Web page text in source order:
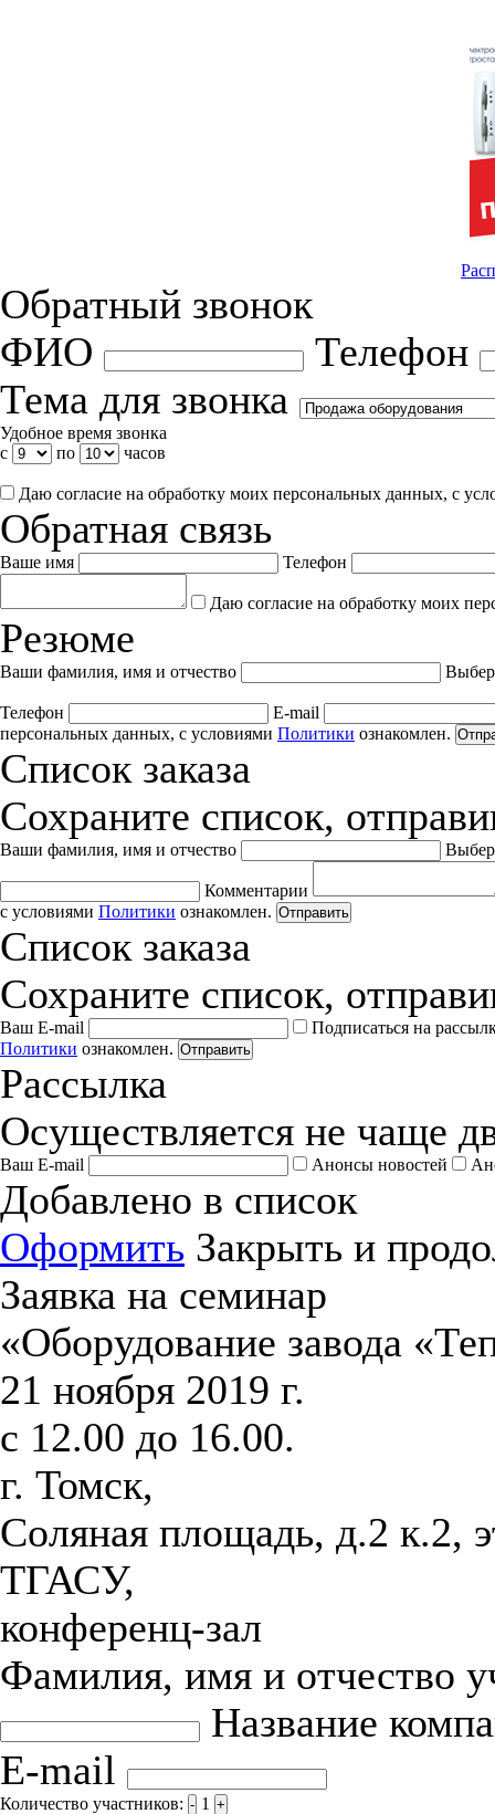
Обратный звонок
ФИО
Телефон
Тема для звонка
Удобное время звонка
с
по часов
Даю согласие на обработку моих персональных данных, с
Обратная связь
Ваше имя Телефон
Даю согласие на обработку моих
Резюме
Ваши фамилия, имя и отчество
Телефон
E-mail
персональных данных, с условиями Политики ознакомлен.
Список заказа
Сохраните список,
Ваши фамилия, имя и отчество
Комментарии
с условиями Политики ознакомлен. Отправить
Список заказа
Сохраните список,
Ваш E-mail
Подписаться на
Политики ознакомлен. Отправить
Рассылка
Осуществляется не чаще
Ваш E-mail Анонсы новостей
Добавлено в список
Оформить Закрыть и
Заявка на семинар
«Оборудование завода
21 ноября 2019 г.
с 12.00 до 16.00.
г. Томск,
Соляная площадь, д.2 к.2,
ТГАСУ,
конференц-зал
Фамилия, имя и отчество
Название
E-mail
Количество участников: - 1 +